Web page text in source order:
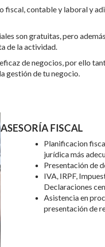
contable y laboral y
son gratuitas, pero
de la actividad.
de negocios, por ello
gestión de tu negocio.
ASESORÍA FISCAL
Planificacion
jurídica más
Presentación de
IVA, IRPF,
Declaraciones
Asistencia en
presentación de